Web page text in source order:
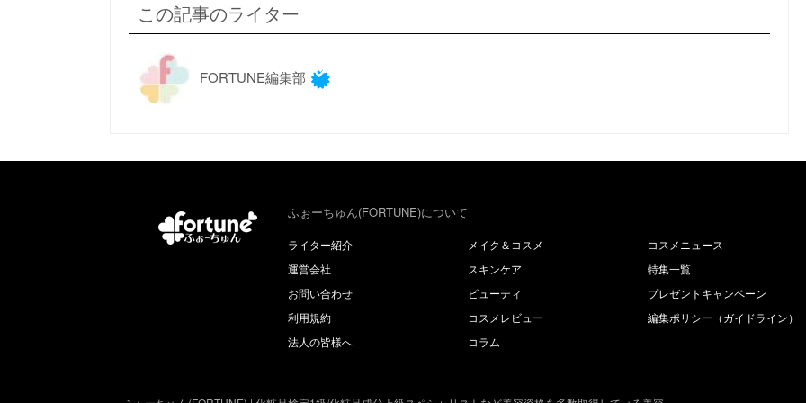
この記事のライター
FORTUNE編集部
ふぉーちゅん(FORTUNE)について
ライター紹介
運営会社
お問い合わせ
利用規約
法人の皆様へ
メイク＆コスメ
スキンケア
ビューティ
コスメレビュー
コラム
コスメニュース
特集一覧
プレゼントキャンペーン
編集ポリシー（ガイドライン）